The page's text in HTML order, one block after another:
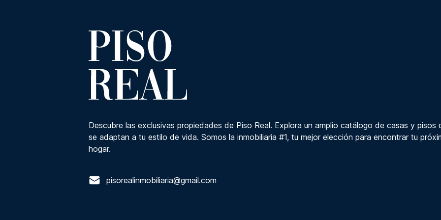
Descubre las exclusivas propiedades de Piso Real. Explora un amplio catálogo de casas y pisos
se adaptan a tu estilo de vida. Somos la inmobiliaria #1, tu mejor elección para encontrar tu
hogar.
pisorealinmobiliaria@gmail.com